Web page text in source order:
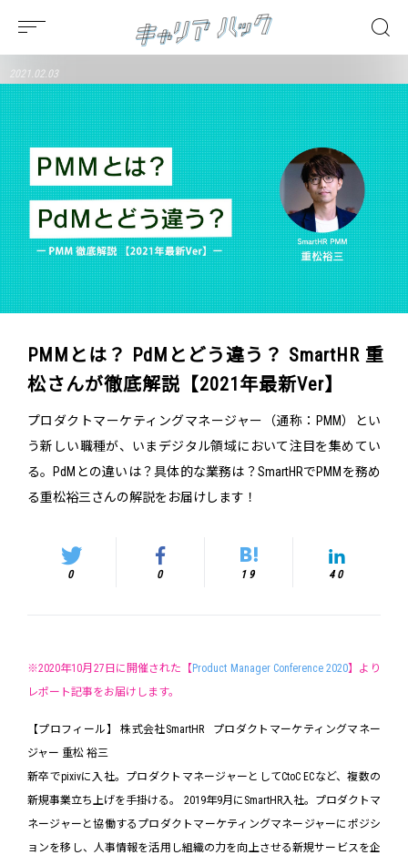
2021.02.03
PMMとは？ PdMとどう違う？ SmartHR 重
松さんが徹底解説【2021年最新Ver】
プロダクトマーケティングマネージャー（通称：PMM）とい
う新しい職種が、いまデジタル領域において注目を集めてい
る。PdMとの違いは？具体的な業務は？SmartHRでPMMを務め
る重松裕三さんの解説をお届けします！
0 0 19 40
※2020年10月27日に開催された【 Product Manager Conference 2020】より
レポート記事をお届けします。
【プロフィール】 株式会社SmartHR プロダクトマーケティングマネー
ジャー 重松 裕三
新卒でpixivに入社。プロダクトマネージャーとしてCtoC ECなど、複数の
新規事業立ち上げを手掛ける。 2019年9月にSmartHR入社。プロダクトマ
ネージャーと協働するプロダクトマーケティングマネージャーにポジシ
ョンを移し、人事情報を活用し組織の力を向上させる新規サービスを企